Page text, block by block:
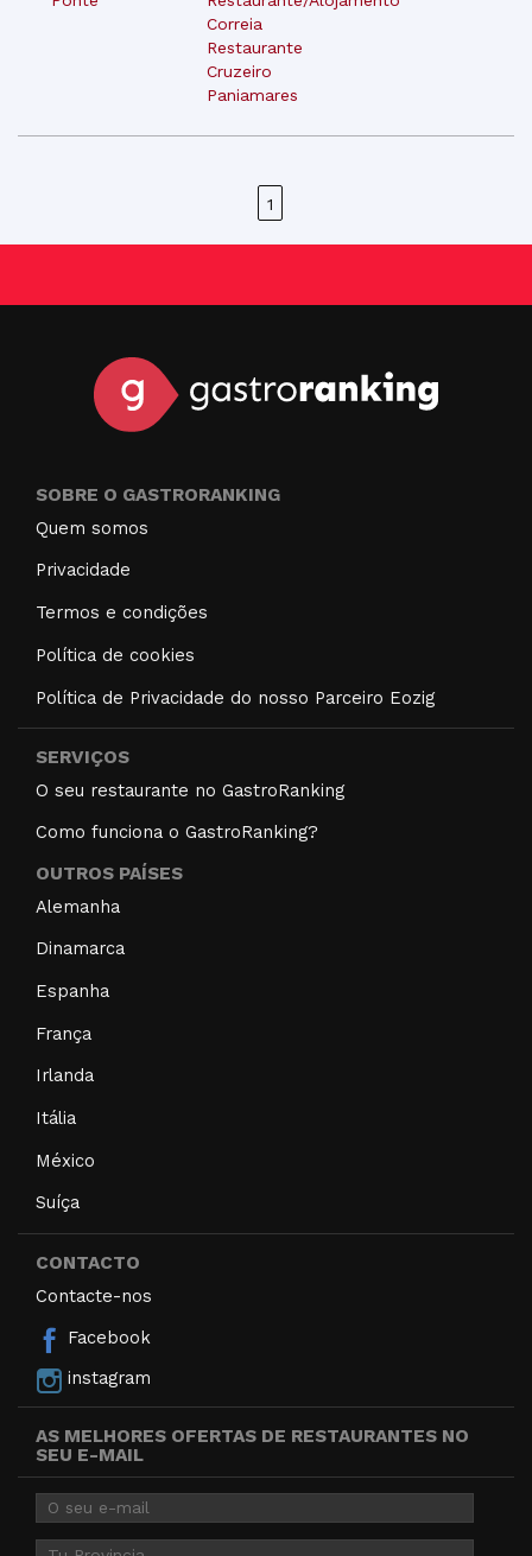
Correia
Restaurante
Cruzeiro
Paniamares
1
SOBRE O GASTRORANKING
Quem somos
Privacidade
Termos e condições
Política de cookies
Política de Privacidade do nosso Parceiro Eozig
SERVIÇOS
O seu restaurante no GastroRanking
Como funciona o GastroRanking?
OUTROS PAÍSES
Alemanha
Dinamarca
Espanha
França
Irlanda
Itália
México
Suíça
CONTACTO
Contacte-nos
Facebook
instagram
AS MELHORES OFERTAS DE RESTAURANTES NO
SEU E-MAIL